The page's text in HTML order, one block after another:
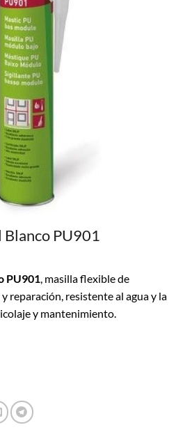
PU901
PU901, masilla flexible de
reparación, resistente al agua y la
y mantenimiento.